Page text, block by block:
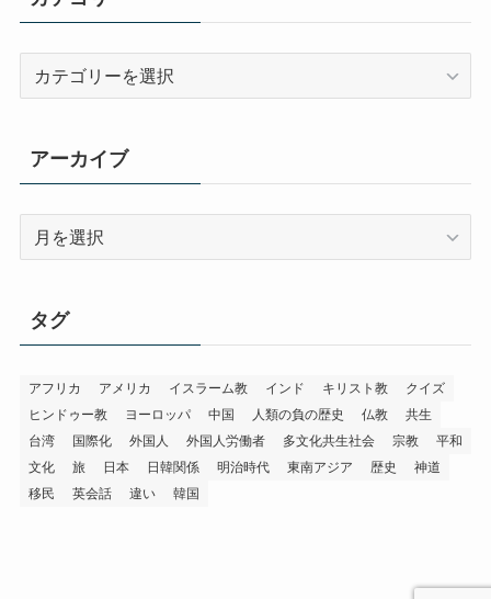
リ
ー
アーカイブ
ブ
タグ
アフリカ アメリカ イスラーム教 インド キリスト教
クイズ
ヒンドゥー教
ヨーロッパ 中国 人類の負の歴史 仏教
共生
台湾
国際化 外国人 外国人労働者 多文化共生社会 宗教
平和
文化
旅 日本 日韓関係 明治時代 東南アジア 歴史
神道
移民
英会話 違い 韓国